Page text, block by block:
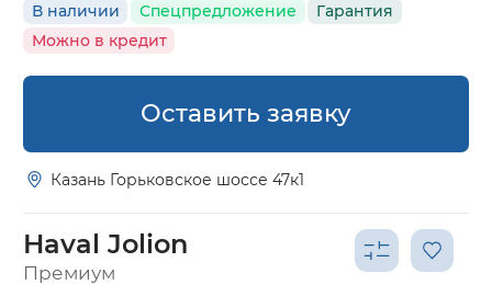
В наличии Спецпредложение
Гарантия
Можно в кредит
Оставить заявку
Казань Горьковское шоссе 47к1
Haval Jolion
Премиум